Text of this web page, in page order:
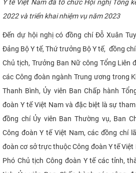
ĐẢM BẢO CHẤT LƯỢNG
KHOA HỌC CÔNG NGHỆ
HTQT
CỰU NGƯỜI HỌC
Y tế Việt Nam đã tổ chức Hội nghị Tổng
2022 và triển khai nhiệm vụ năm 2023
Đến dự hội nghị có đồng chí Đỗ Xuân
Đảng Bộ Y tế, Thứ trưởng Bộ Y tế, đồng
Chủ tịch, Trưởng Ban Nữ công Tổng Liên
các Công đoàn ngành Trung ương trong
Thanh Bình, Ủy viên Ban Chấp hành
đoàn Y tế Việt Nam và đặc biệt là sự
đồng chí Ủy viên Ban Thường vụ, Ban
Công đoàn Y tế Việt Nam, các đồng chí
đoàn cơ sở trực thuộc Công đoàn Y tế Việt
Phó Chủ tịch Công đoàn Y tế các tỉnh,